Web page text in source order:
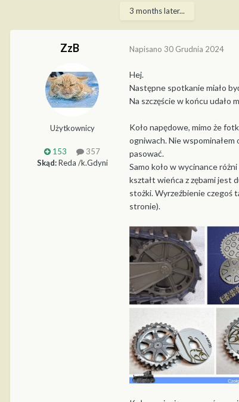
3 months later...
ZzB
Użytkownicy
153
357
Skąd:Reda /k.Gdyni
Napisano 30 Grudnia 2024
Hej.
Następne spotkanie miało
Na szczęście w końcu udało
Koło napędowe, mimo że
ogniwach. Nie wspominałem
pasować.
Samo koło w wycinance
kształt wieńca z zębami jest
stożki. Wyrzeźbienie czegoś
stronie).